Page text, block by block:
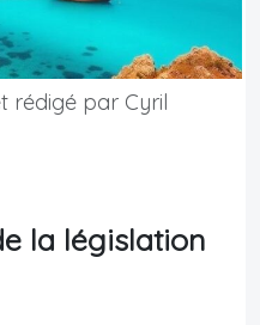
rédigé par Cyril
la législation